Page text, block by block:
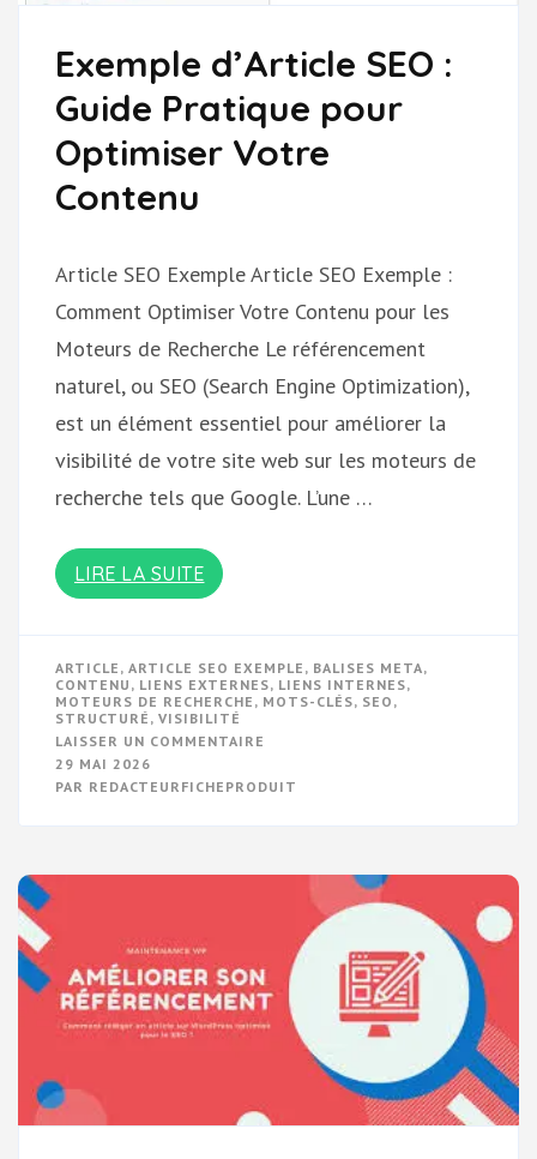
Exemple d’Article SEO :
Guide Pratique pour
Optimiser Votre
Contenu
Article SEO Exemple Article SEO Exemple :
Comment Optimiser Votre Contenu pour les
Moteurs de Recherche Le référencement
naturel, ou SEO (Search Engine Optimization),
est un élément essentiel pour améliorer la
visibilité de votre site web sur les moteurs de
recherche tels que Google. L’une …
LIRE LA SUITE
ARTICLE , ARTICLE SEO EXEMPLE , BALISES META,
CONTENU , LIENS EXTERNES, LIENS INTERNES,
MOTEURS DE RECHERCHE , MOTS-CLÉS, SEO ,
STRUCTURÉ , VISIBILITÉ
LAISSER UN COMMENTAIRE
SEO
OPTIMISER
CONTENU
29 MAI 2026
PAR REDACTEURFICHEPRODUIT